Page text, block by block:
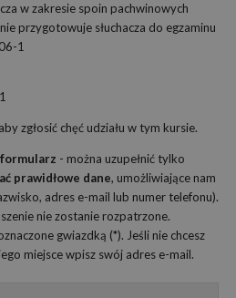
w zakresie spoin pachwinowych
przygotowuje słuchacza do egzaminu
1
zgłosić chęć udziału w tym kursie.
- można uzupełnić tylko
prawidłowe dane, umożliwiające nam
adres e-mail lub numer telefonu).
nie zostanie rozpatrzone.
gwiazdką (*). Jeśli nie chcesz
miejsce wpisz swój adres e-mail.